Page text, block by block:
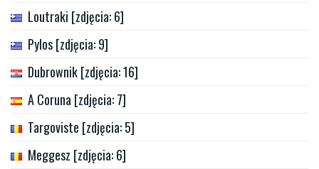
Loutraki [zdjęcia: 6]
Pylos [zdjęcia: 9]
Dubrownik [zdjęcia: 16]
A Coruna [zdjęcia: 7]
Targoviste [zdjęcia: 5]
Meggesz [zdjęcia: 6]